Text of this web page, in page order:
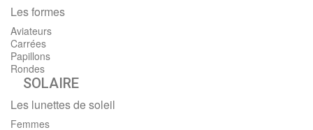
Les formes
Aviateurs
Carrées
Papillons
Rondes
SOLAIRE
Les lunettes de soleil
Femmes